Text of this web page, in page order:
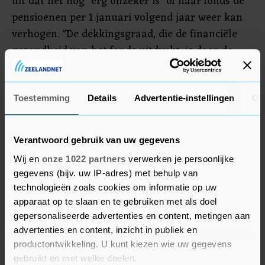
Toestemming Details Advertentie-instellingen
Verantwoord gebruik van uw gegevens
Wij en onze 1022 partners verwerken je persoonlijke
gegevens (bijv. uw IP-adres) met behulp van
technologieën zoals cookies om informatie op uw
apparaat op te slaan en te gebruiken met als doel
gepersonaliseerde advertenties en content, metingen aan
advertenties en content, inzicht in publiek en
productontwikkeling. U kunt kiezen wie uw gegevens
gebruikt en met welke doelen.
pensioenen per 1 januari volgend jaar weer kan
verhogen. "De dekkingsgraad, die de financiële
gezondheid van het fonds uitdrukt, is door de
sterk gestegen rente het afgelopen kwartaal
verder verbeterd. Toch gaat het op de financiële
markten buitengewoon slecht. We verloren dit
jaar al bijna 18 procent van ons vermogen",
verklaart Kellermann. Ze vindt dat deze situatie
eigenlijk niet uit te leggen is en ziet hierin een
aansporing om hard verder te werken aan het
nieuwe pensioenstelsel.
"Het is voor de meeste deelnemers niet meer te
volgen", zegt ook bestuursvoorzitter Harmen van
Wijnen van ABP, het grootste fonds van